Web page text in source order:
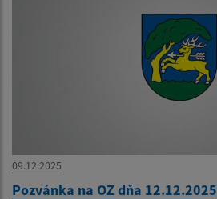
09.12.2025
Pozvánka na OZ dňa 12.12.2025